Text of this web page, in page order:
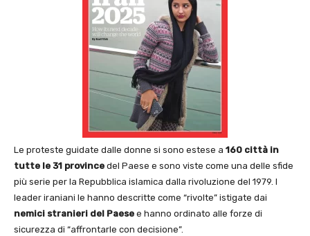
Le proteste guidate dalle donne si sono estese a 160 città in
tutte le 31 province del Paese e sono viste come una delle sfide
più serie per la Repubblica islamica dalla rivoluzione del 1979. I
leader iraniani le hanno descritte come “rivolte” istigate dai
nemici stranieri del Paese e hanno ordinato alle forze di
sicurezza di “affrontarle con decisione”.